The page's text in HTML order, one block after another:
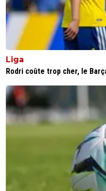
Liga
Rodri coûte trop cher, le